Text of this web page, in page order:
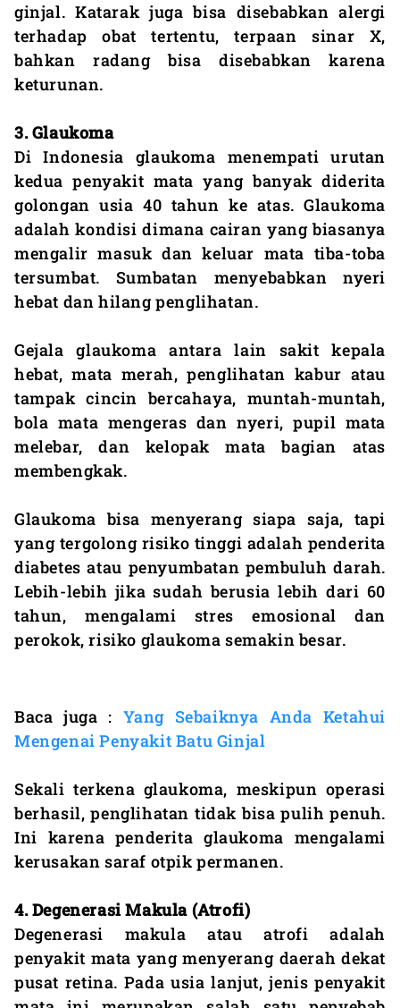
ginjal. Katarak juga bisa disebabkan alergi
terhadap obat tertentu, terpaan sinar X,
bahkan radang bisa disebabkan karena
keturunan.
3. Glaukoma
Di Indonesia glaukoma menempati urutan
kedua penyakit mata yang banyak diderita
golongan usia 40 tahun ke atas. Glaukoma
adalah kondisi dimana cairan yang biasanya
mengalir masuk dan keluar mata tiba-toba
tersumbat. Sumbatan menyebabkan nyeri
hebat dan hilang penglihatan.
Gejala glaukoma antara lain sakit kepala
hebat, mata merah, penglihatan kabur atau
tampak cincin bercahaya, muntah-muntah,
bola mata mengeras dan nyeri, pupil mata
melebar, dan kelopak mata bagian atas
membengkak.
Glaukoma bisa menyerang siapa saja, tapi
yang tergolong risiko tinggi adalah penderita
diabetes atau penyumbatan pembuluh darah.
Lebih-lebih jika sudah berusia lebih dari 60
tahun, mengalami stres emosional dan
perokok, risiko glaukoma semakin besar.
Baca juga : Yang Sebaiknya Anda Ketahui
Mengenai Penyakit Batu Ginjal
Sekali terkena glaukoma, meskipun operasi
berhasil, penglihatan tidak bisa pulih penuh.
Ini karena penderita glaukoma mengalami
kerusakan saraf otpik permanen.
4. Degenerasi Makula (Atrofi)
Degenerasi makula atau atrofi adalah
penyakit mata yang menyerang daerah dekat
pusat retina. Pada usia lanjut, jenis penyakit